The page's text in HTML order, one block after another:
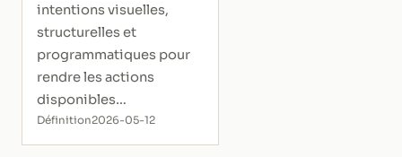
intentions visuelles,
structurelles et
programmatiques pour
rendre les actions
disponibles
compréhensibles.
Définition2026-05-12